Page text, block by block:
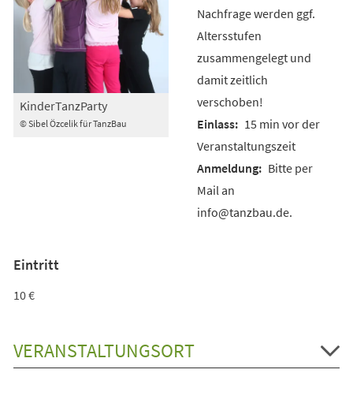
© Sibel Özcelik für TanzBau
KinderTanzParty
Nachfrage werden ggf.
Altersstufen
zusammengelegt und
damit zeitlich
verschoben!
15 min vor der
Veranstaltungszeit
Bitte per
Mail an
info@tanzbau.de.
Eintritt
10 €
VERANSTALTUNGSORT